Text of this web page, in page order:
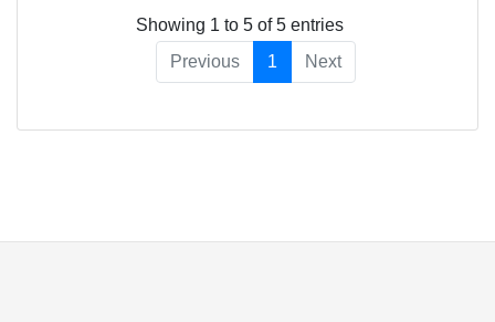
Showing 1 to 5 of 5 entries
Previous
1 Next